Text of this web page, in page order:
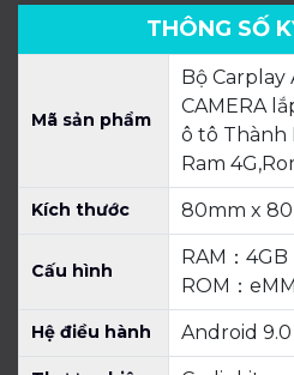
THÔNG SỐ
Mã sản phẩm
Bộ Carplay
CAMERA
ô tô Thành
Ram
Kích thước 80mm x
Cấu hình
RAM：
ROM：
Hệ điều hành Android 9.0